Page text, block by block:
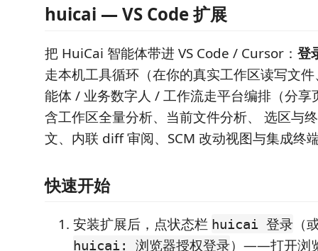
huicai — VS Code 扩展
把 HuiCai 智能体带进 VS Code / Cursor： 登
走本机工具循环（在你的真实工作区读写文
能体 / 业务数字人 / 工作流走平台编排（分享
含工作区全量分析、当前文件分析、 选区与
文、内联 diff 审阅、SCM 改动视图与集成终
快速开始
安装扩展后，点状态栏 huicai 登录 （
huicai: 浏览器授权登录）——打开浏